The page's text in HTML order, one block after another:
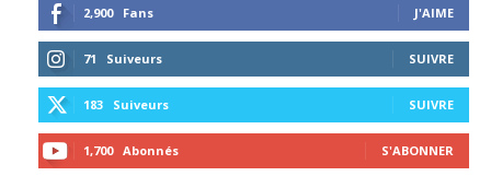
2,900 Fans J'AIME
71 Suiveurs SUIVRE
183 Suiveurs SUIVRE
1,700 Abonnés S'ABONNER